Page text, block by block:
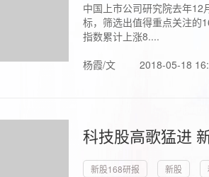
中国上市公司研究院去年
标，筛选出值得重点关注的
指数累计上涨8....
杨霞/文
2018-05-18
科技股高歌猛进
新股168研报 新股